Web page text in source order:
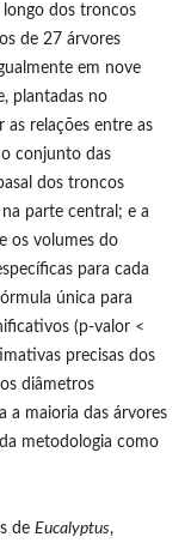
longo dos troncos
de 27 árvores
em nove
plantadas no
as relações entre as
o conjunto das
dos troncos
parte central; e a
os volumes do
para cada
única para
(p-valor <
precisas dos
diâmetros
a maioria das árvores
metodologia como
de Eucalyptus,